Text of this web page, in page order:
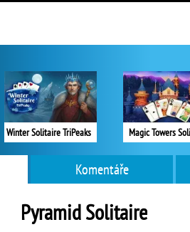
Winter Solitaire TriPeaks Magic Towers
Komentáře
Pyramid Solitaire